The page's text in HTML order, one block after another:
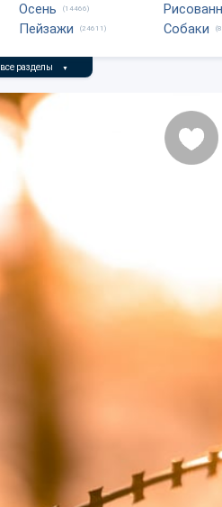
Осень (14466)
Пейзажи (24611) Собаки
все разделы ▼